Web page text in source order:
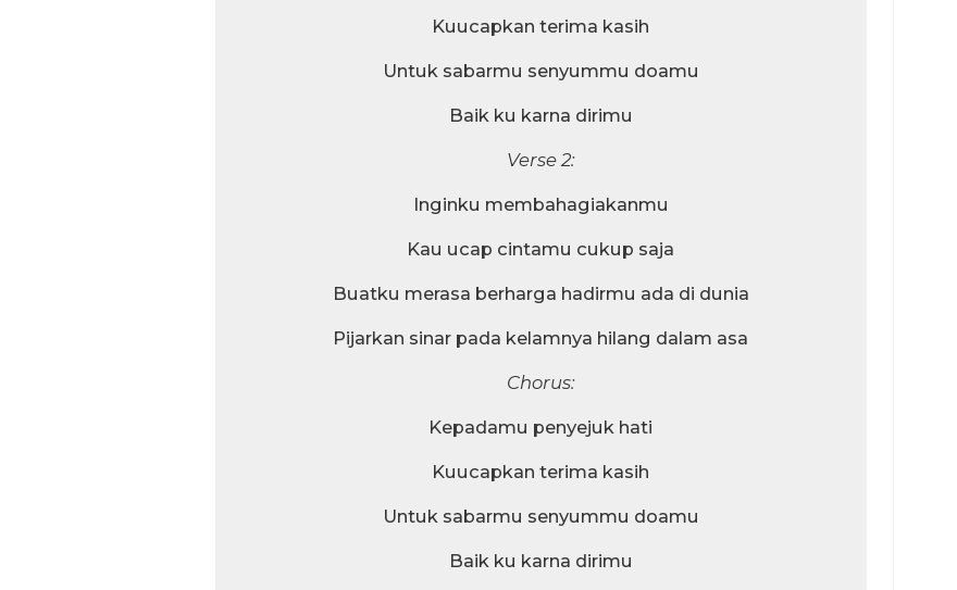
Kuucapkan terima kasih
Untuk sabarmu senyummu doamu
Baik ku karna dirimu
Verse 2:
Inginku membahagiakanmu
Kau ucap cintamu cukup saja
Buatku merasa berharga hadirmu ada di dunia
Pijarkan sinar pada kelamnya hilang dalam asa
Chorus:
Kepadamu penyejuk hati
Kuucapkan terima kasih
Untuk sabarmu senyummu doamu
Baik ku karna dirimu